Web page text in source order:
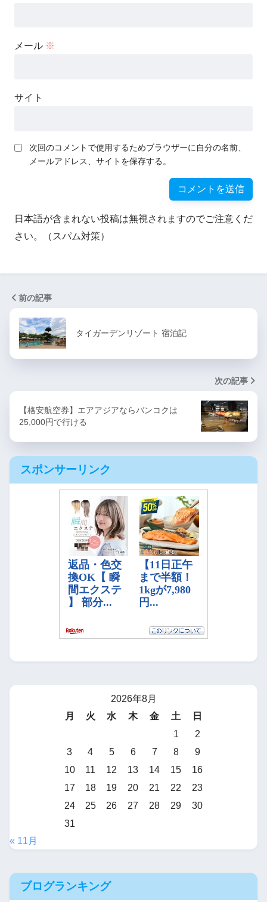
メール ※
サイト
次回のコメントで使用するためブラウザーに自分の名前、
メールアドレス、サイトを保存する。
日本語が含まれない投稿は無視されますのでご注意くだ
さい。（スパム対策）
前の記事
タイガーデンリゾート 宿泊記
次の記事
【格安航空券】エアアジアならバンコクは
25,000円で行ける
スポンサーリンク
2026年8月
月
火 水 木 金 土
日
1
2
3
4 5 6 7 8
9
10
11 12 13 14 15
16
17
18 19 20 21 22
23
24
25 26 27 28 29
30
31
« 11月
ブログランキング